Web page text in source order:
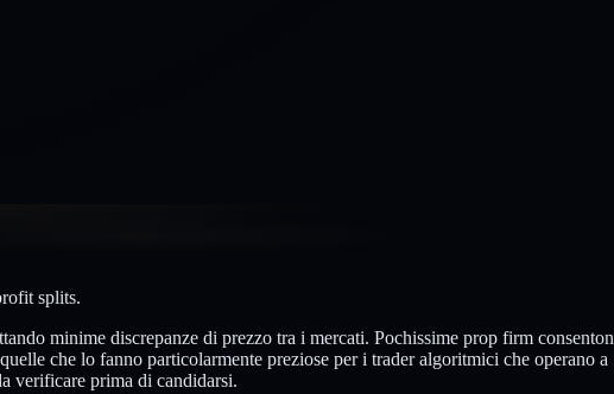
splits.
minime discrepanze di prezzo tra i mercati. Pochissime prop firm
che lo fanno particolarmente preziose per i trader algoritmici che operano a
verificare prima di candidarsi.